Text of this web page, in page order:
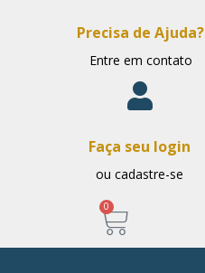
Precisa de Ajuda?
Entre em contato
Faça seu login
ou cadastre-se
0